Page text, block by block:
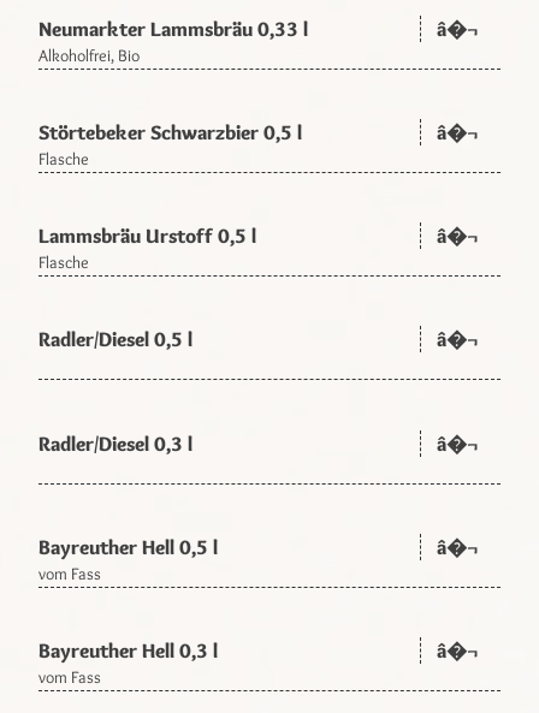
Neumarkter Lammsbräu 0,33 l â�¬
Alkoholfrei, Bio
Störtebeker Schwarzbier 0,5 l â�¬
Flasche
Lammsbräu Urstoff 0,5 l â�¬
Flasche
Radler/Diesel 0,5 l â�¬
Radler/Diesel 0,3 l â�¬
Bayreuther Hell 0,5 l â�¬
vom Fass
Bayreuther Hell 0,3 l â�¬
vom Fass